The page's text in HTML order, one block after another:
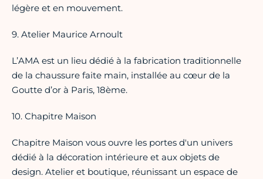
légère et en mouvement.
9. Atelier Maurice Arnoult
L’AMA est un lieu dédié à la fabrication traditionnelle
de la chaussure faite main, installée au cœur de la
Goutte d’or à Paris, 18ème.
10. Chapitre Maison
Chapitre Maison vous ouvre les portes d'un univers
dédié à la décoration intérieure et aux objets de
design. Atelier et boutique, réunissant un espace de